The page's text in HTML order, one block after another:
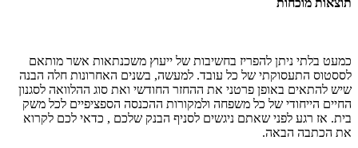
כמעט בלתי ניתן להפריז בחשיבות של ייעוץ משכנתאות אשר מותאם
לססטוס התעסוקתי של כל עובד. למעשה, בשנים האחרונות חלה הבנה
שיש להתאים באופן פרטני את ההחזר החודשי ואת סוג ההלוואה לסגנון
החיים הייחודי של כל משפחה ולמקורות ההכנסה הספציפיים לכל משק
בית. אז רגע לפני שאתם ניגשים לסניף הבנק שלכם , כדאי לכם לקרוא
את הכתבה הבאה.